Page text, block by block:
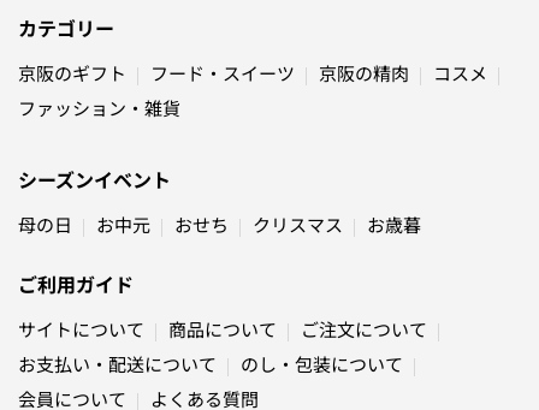
カテゴリー
京阪のギフト フード・スイーツ 京阪の精肉
コスメ
ファッション・雑貨
シーズンイベント
母の日 お中元 おせち クリスマス お歳暮
ご利用ガイド
サイトについて 商品について
ご注文について
お支払い・配送について
のし・包装について
会員について
よくある質問